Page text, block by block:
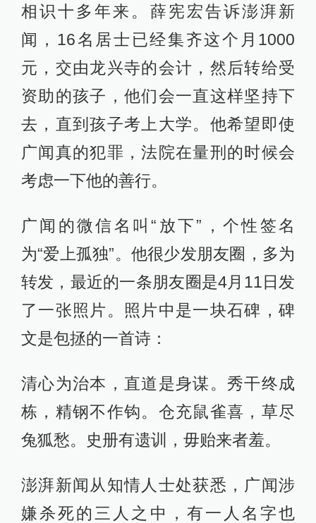
相识十多年来。薛宪宏告诉澎湃新
闻，16名居士已经集齐这个月1000
元，交由龙兴寺的会计，然后转给受
资助的孩子，他们会一直这样坚持下
去，直到孩子考上大学。他希望即使
广闻真的犯罪，法院在量刑的时候会
考虑一下他的善行。
广闻的微信名叫“放下”，个性签名
为“爱上孤独”。他很少发朋友圈，多为
转发，最近的一条朋友圈是4月11日发
了一张照片。照片中是一块石碑，碑
文是包拯的一首诗：
清心为治本，直道是身谋。秀干终成
栋，精钢不作钩。仓充鼠雀喜，草尽
兔狐愁。史册有遗训，毋贻来者羞。
澎湃新闻从知情人士处获悉，广闻涉
嫌杀死的三人之中，有一人名字也